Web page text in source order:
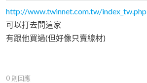
http://www.twinnet.com.tw/index_tw.php
可以打去問這家
有跟他買過(但好像只賣線材)
0 則回應